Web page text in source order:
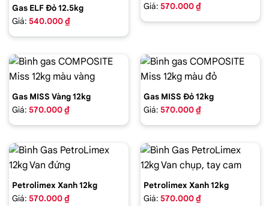
Gas ELF Đỏ 12.5kg
Giá: 540.000 ₫
Giá: 570.000 ₫
Gas MISS Vàng 12kg
Giá: 570.000 ₫
Gas MISS Đỏ 12kg
Giá: 570.000 ₫
Petrolimex Xanh 12kg
Giá: 570.000 ₫
Petrolimex Xanh 12kg
Giá: 570.000 ₫